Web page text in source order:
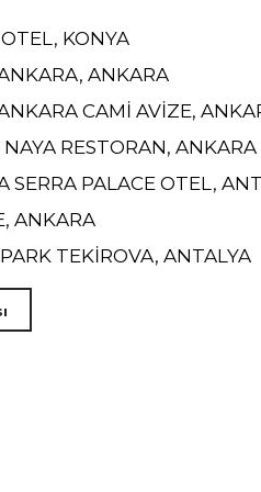
KONYA
ANKARA
CAMİ AVİZE,
RESTORAN, ANKARA
SERRA PALACE OTEL,
ANKARA
TEKİROVA, ANTALYA